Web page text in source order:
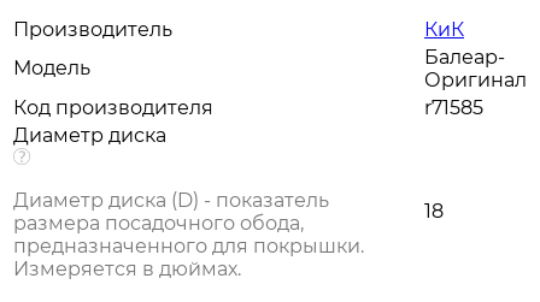
Производитель
КиК
Модель
Балеар-
Оригинал
Код производителя
r71585
Диаметр диска
Диаметр диска (D) - показатель
размера посадочного обода,
предназначенного для покрышки.
Измеряется в дюймах.
18